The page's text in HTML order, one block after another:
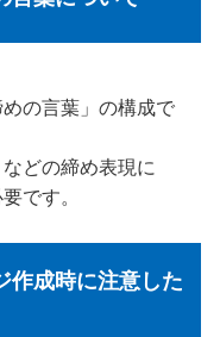
の言葉」の構成で
どの締め表現に
です。
作成時に注意した